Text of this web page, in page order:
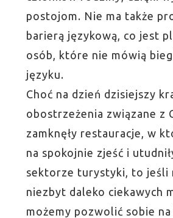
postojom. Nie ma także
barierą językową, co jest
osób, które nie mówią
języku.
Choć na dzień dzisiejszy
obostrzeżenia związane z
zamknęły restauracje, w
na spokojnie zjeść i
sektorze turystyki, to jeśli
niezbyt daleko ciekawych
możemy pozwolić sobie